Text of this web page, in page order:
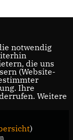
notwendig
die uns
(Website-
Ihre
Weitere
)